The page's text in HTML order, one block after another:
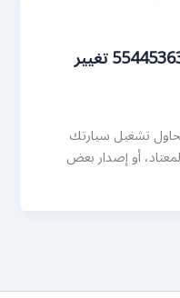
تبديل بطارية سيارة المهبولة 55445363 تغيير
تشغيل سيارتك
أو إصدار بعض